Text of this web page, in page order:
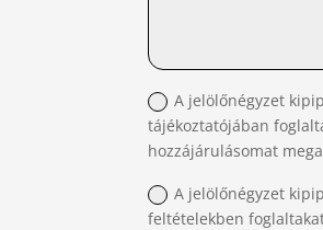
A jelölőnégyzet
tájékoztatójában
hozzájárulásomat
A jelölőnégyzet
feltételekben